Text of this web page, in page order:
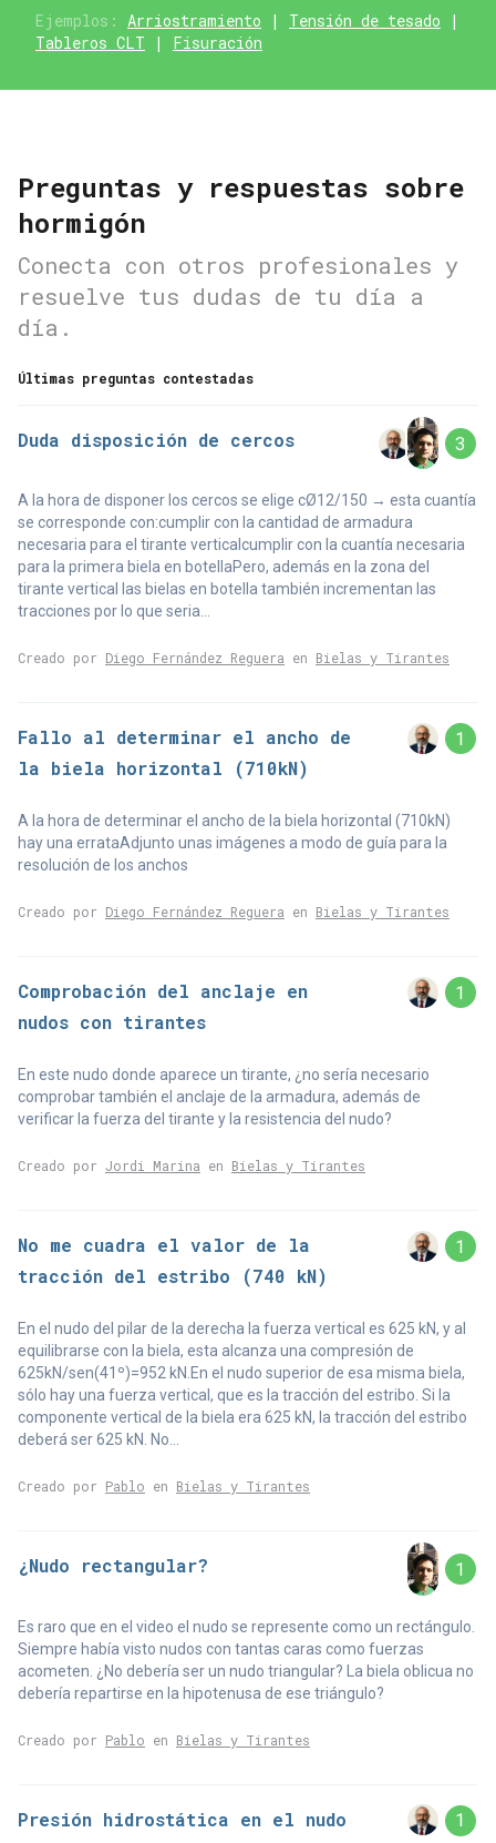
Ejemplos: Arriostramiento | Tensión de tesado |
Tableros CLT | Fisuración
Preguntas y respuestas sobre
hormigón
Conecta con otros profesionales y
resuelve tus dudas de tu día a
día.
Últimas preguntas contestadas
Duda disposición de cercos 3
A la hora de disponer los cercos se elige cØ12/150 → esta cuantía
se corresponde con:cumplir con la cantidad de armadura
necesaria para el tirante verticalcumplir con la cuantía necesaria
para la primera biela en botellaPero, además en la zona del
tirante vertical las bielas en botella también incrementan las
tracciones por lo que seria...
Creado por Diego Fernández Reguera en Bielas y Tirantes
Fallo al determinar el ancho de
la biela horizontal (710kN)
1
A la hora de determinar el ancho de la biela horizontal (710kN)
hay una errataAdjunto unas imágenes a modo de guía para la
resolución de los anchos
Creado por Diego Fernández Reguera en Bielas y Tirantes
Comprobación del anclaje en
nudos con tirantes
1
En este nudo donde aparece un tirante, ¿no sería necesario
comprobar también el anclaje de la armadura, además de
verificar la fuerza del tirante y la resistencia del nudo?
Creado por Jordi Marina en Bielas y Tirantes
No me cuadra el valor de la
tracción del estribo (740 kN)
1
En el nudo del pilar de la derecha la fuerza vertical es 625 kN, y al
equilibrarse con la biela, esta alcanza una compresión de
625kN/sen(41º)=952 kN.En el nudo superior de esa misma biela,
sólo hay una fuerza vertical, que es la tracción del estribo. Si la
componente vertical de la biela era 625 kN, la tracción del estribo
deberá ser 625 kN. No...
Creado por Pablo en Bielas y Tirantes
¿Nudo rectangular? 1
Es raro que en el video el nudo se represente como un rectángulo.
Siempre había visto nudos con tantas caras como fuerzas
acometen. ¿No debería ser un nudo triangular? La biela oblicua no
debería repartirse en la hipotenusa de ese triángulo?
Creado por Pablo en Bielas y Tirantes
Presión hidrostática en el nudo 1